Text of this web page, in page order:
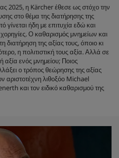
2025, η Kärcher έθεσε ως στόχο την
στο θέμα της διατήρησης της
γίνεται ήδη με επιτυχία εδώ και
χορηγίες. Ο καθαρισμός μνημείων και
διατήρηση της αξίας τους, όποιο κι
η πολιτιστική τους αξία. Αλλά σε
αξία ενός μνημείου; Ποιος
ο τρόπος θεώρησης της αξίας
αριστοτέχνη λιθοξόο Michael
και τον ειδικό καθαρισμού της